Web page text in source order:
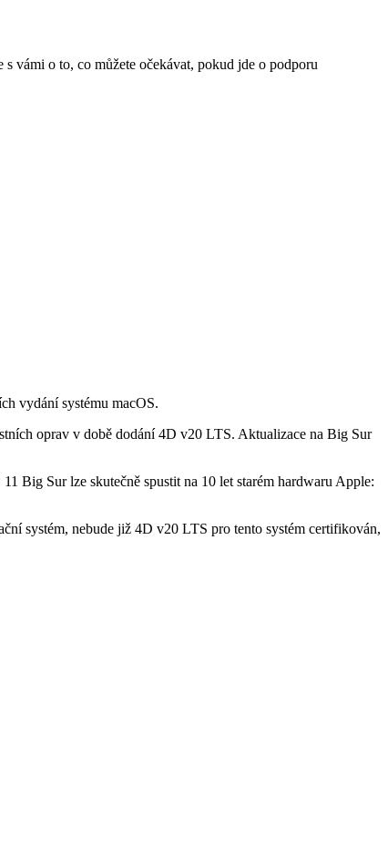
vámi o to, co můžete očekávat, pokud jde o podporu
vydání systému macOS.
oprav v době dodání 4D v20 LTS. Aktualizace na Big Sur
11 Big Sur lze skutečně spustit na 10 let starém hardwaru Apple:
systém, nebude již 4D v20 LTS pro tento systém certifikován,